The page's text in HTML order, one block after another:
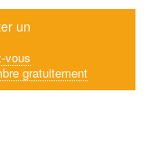
un
vous
gratuitement